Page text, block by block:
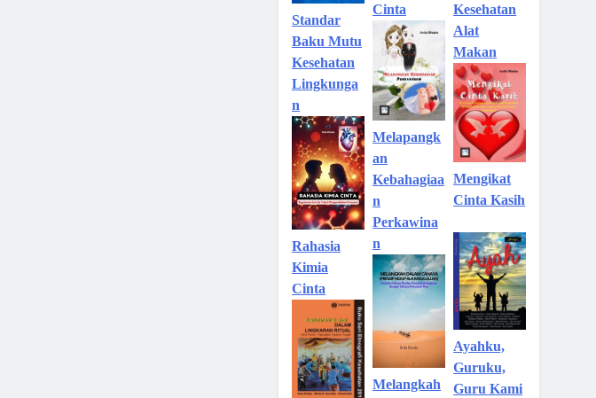
Standar
Baku Mutu
Kesehatan
Lingkunga
n
Rahasia
Kimia
Cinta
Cinta
Melapangk
an
Kebahagiaa
n
Perkawina
n
Melangkah
Kesehatan
Alat
Makan
Mengikat
Cinta Kasih
Ayahku,
Guruku,
Guru Kami